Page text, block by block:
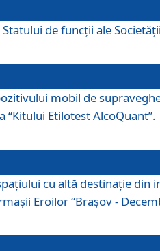
de funcţii ale
mobil de
“Kitului Etilotest AlcoQuant”.
cu altă destinaţie
Eroilor “Braşov -